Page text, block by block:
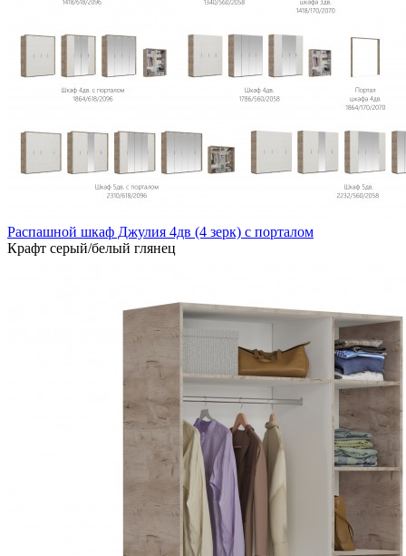
Распашной шкаф Джулия 4дв (4 зерк) с порталом
Крафт серый/белый глянец